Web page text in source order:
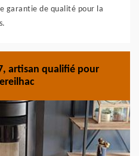
garantie de qualité pour la
artisan qualifié pour